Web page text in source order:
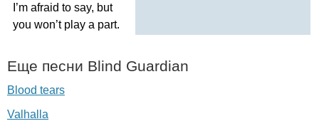
’m afraid to say, but
you won’t play a part.
Еще песни Blind Guardian
Blood tears
Valhalla